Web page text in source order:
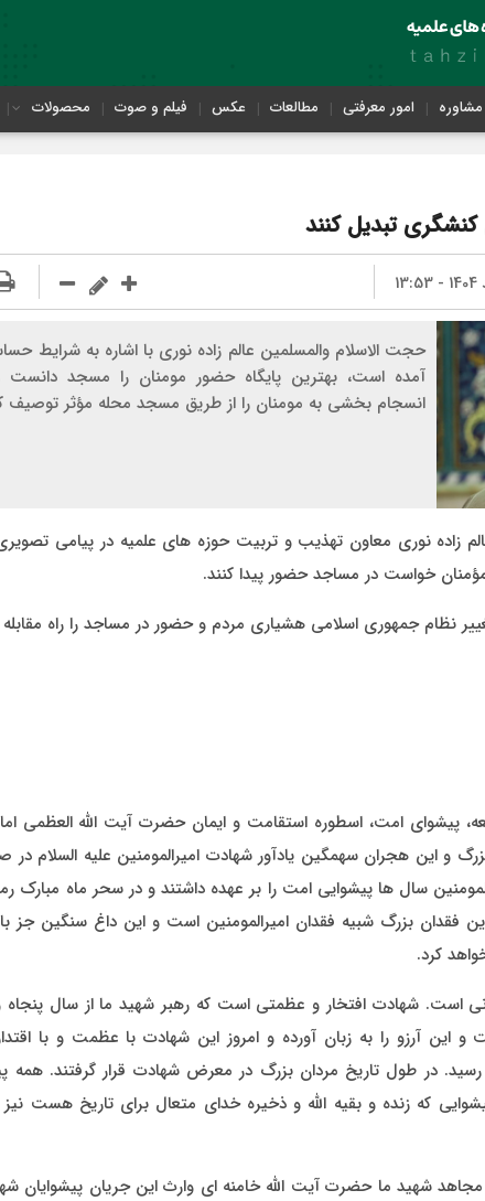
مشاوره امور معرفتی مطالعات عکس فیلم و صوت محصولات
تبدیل کنند
حجت الاسلام والمسلمین عالم زاده نوری با اشاره به شرایط
آمده است، بهترین پایگاه حضور مومنان را مسجد
انسجام بخشی به مومنان را از طریق مسجد محله مؤثر توصیف
زاده نوری معاون تهذیب و تربیت حوزه های علمیه در پیامی
خواست در مساجد حضور پیدا کنند.
نظام جمهوری اسلامی هشیاری مردم و حضور در مساجد را راه
پیشوای امت، اسطوره استقامت و ایمان حضرت آیت الله العظمی
این هجران سهمگین یادآور شهادت امیرالمومنین علیه السلام در
سال ها پیشوایی امت را بر عهده داشتند و در سحر ماه
فقدان بزرگ شبیه فقدان امیرالمومنین است و این داغ سنگین جز
کرد.
است. شهادت افتخار و عظمتی است که رهبر شهید ما از سال پنجاه
و این آرزو را به زبان آورده و امروز این شهادت با عظمت و با
در طول تاریخ مردان بزرگ در معرض شهادت قرار گرفتند. همه
که زنده و بقیه الله و ذخیره خدای متعال برای تاریخ هست
مجاهد شهید ما حضرت آیت الله خامنه ای وارث این جریان پیشوایان